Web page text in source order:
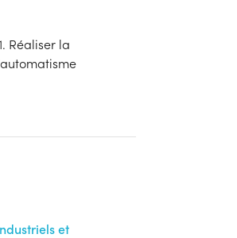
Réaliser la
et